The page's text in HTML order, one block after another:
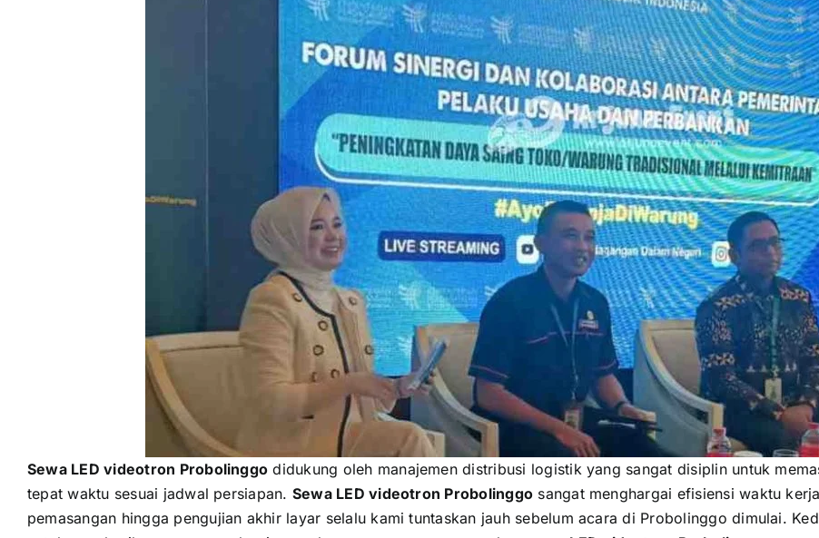
Sewa LED videotron Probolinggo didukung oleh manajemen distribusi logistik yang sangat disiplin untuk
tepat waktu sesuai jadwal persiapan. Sewa LED videotron Probolinggo sangat menghargai efisiensi waktu
pemasangan hingga pengujian akhir layar selalu kami tuntaskan jauh sebelum acara di Probolinggo dimulai.